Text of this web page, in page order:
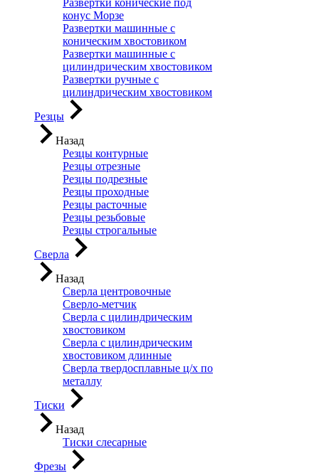
Развертки конические под
конус Морзе
Развертки машинные с
коническим хвостовиком
Развертки машинные с
цилиндрическим хвостовиком
Развертки ручные с
цилиндрическим хвостовиком
Резцы
Назад
Резцы контурные
Резцы отрезные
Резцы подрезные
Резцы проходные
Резцы расточные
Резцы резьбовые
Резцы строгальные
Сверла
Назад
Сверла центровочные
Сверло-метчик
Сверла с цилиндрическим
хвостовиком
Сверла с цилиндрическим
хвостовиком длинные
Сверла твердосплавные ц/х по
металлу
Тиски
Назад
Тиски слесарные
Фрезы